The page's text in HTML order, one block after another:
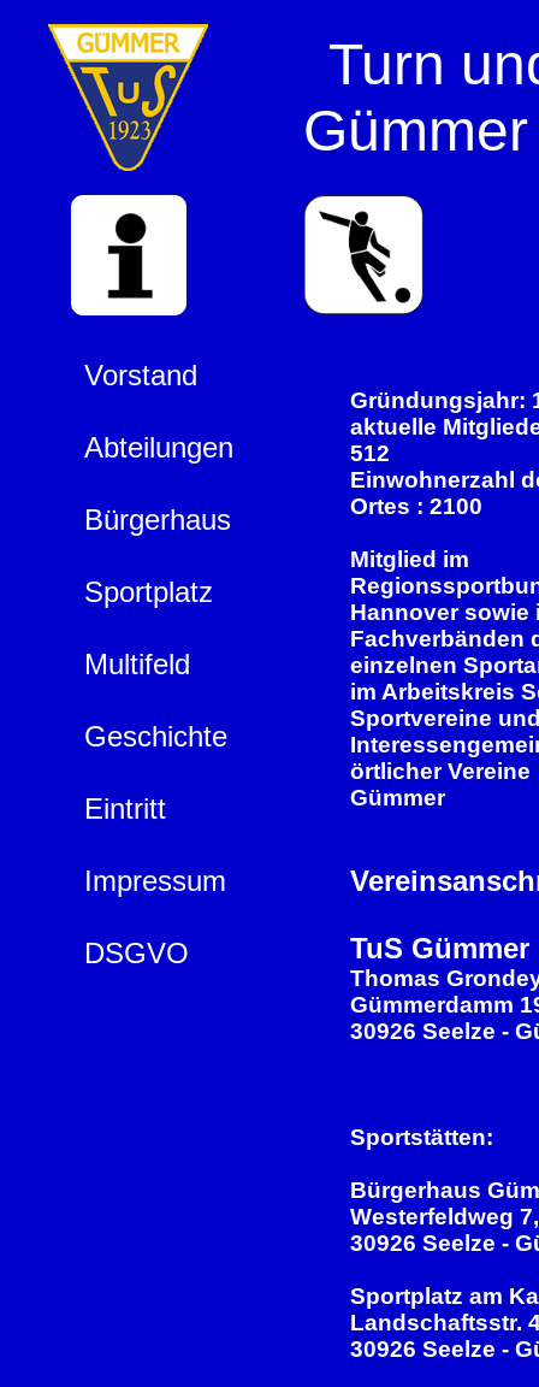
Turn
Vorstand
Abteilungen
Bürgerhaus
Sportplatz
Multifeld
Geschichte
Eintritt
Impressum
DSGVO
Gründungsjahr:
aktuelle
512
Einwohnerzahl
Ortes : 2100
Mitglied im
Hannover sowie
Fachverbänden
einzelnen
im Arbeitskreis
Sportvereine
örtlicher Vereine
Gümmer
TuS Gümmer
Thomas
Gümmerdamm
30926 Seelze -
Sportstätten:
Bürgerhaus
Westerfeldweg 7,
30926 Seelze -
Sportplatz am
Landschaftsstr.
30926 Seelze -